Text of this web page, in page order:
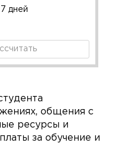
дней
общения с
ресурсы и
за обучение и